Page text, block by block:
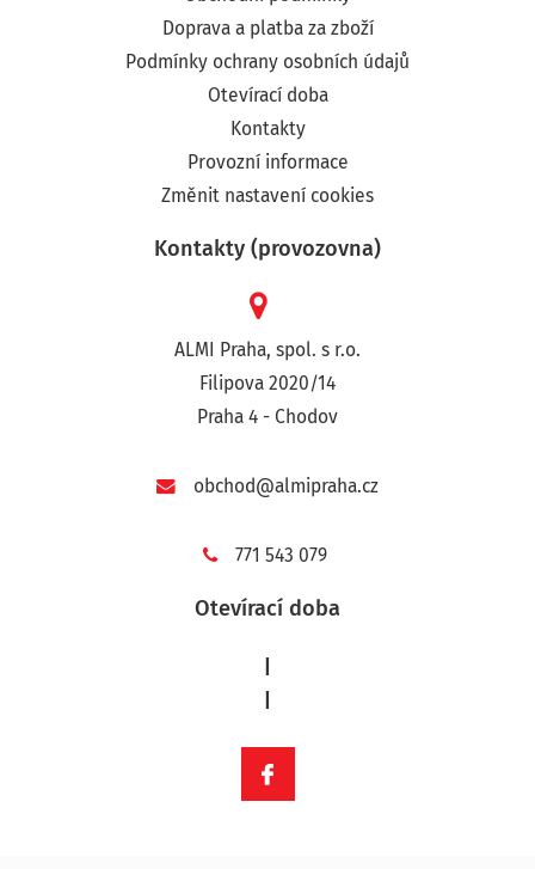
Doprava a platba za zboží
Podmínky ochrany osobních údajů
Otevírací doba
Kontakty
Provozní informace
Změnit nastavení cookies
Kontakty (provozovna)
ALMI Praha, spol. s r.o.
Filipova 2020/14
Praha 4 - Chodov
obchod@almipraha.cz
771 543 079
Otevírací doba